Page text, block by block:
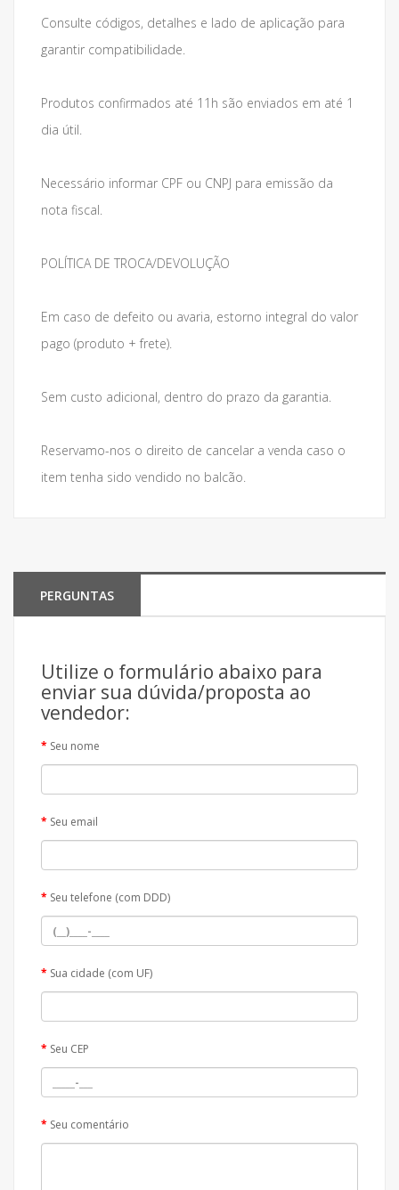
Consulte códigos, detalhes e lado de aplicação para
garantir compatibilidade.
Produtos confirmados até 11h são enviados em até 1
dia útil.
Necessário informar CPF ou CNPJ para emissão da
nota fiscal.
POLÍTICA DE TROCA/DEVOLUÇÃO
Em caso de defeito ou avaria, estorno integral do valor
pago (produto + frete).
Sem custo adicional, dentro do prazo da garantia.
Reservamo-nos o direito de cancelar a venda caso o
item tenha sido vendido no balcão.
PERGUNTAS
Utilize o formulário abaixo para
enviar sua dúvida/proposta ao
vendedor:
Seu nome
Seu email
Seu telefone (com DDD)
Sua cidade (com UF)
Seu CEP
Seu comentário